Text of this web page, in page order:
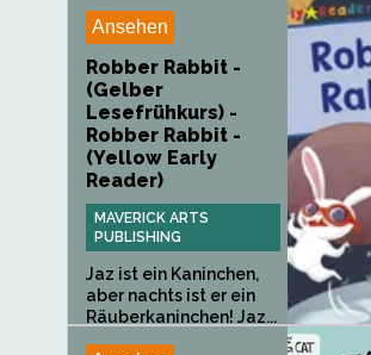
Ansehen
Robber Rabbit -
(Gelber
Lesefrühkurs) -
Robber Rabbit -
(Yellow Early
Reader)
MAVERICK ARTS
PUBLISHING
Jaz ist ein Kaninchen,
aber nachts ist er ein
Räuberkaninchen! Jaz...